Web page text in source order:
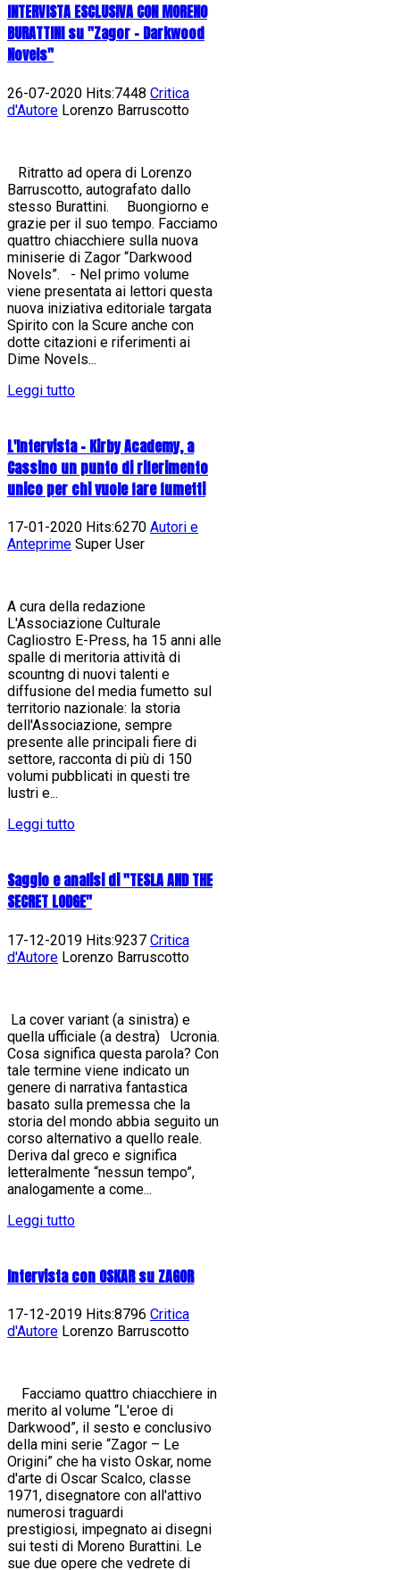
INTERVISTA ESCLUSIVA CON MORENO
BURATTINI su "Zagor - Darkwood
Novels"
26-07-2020 Hits:7448 Critica
d'Autore Lorenzo Barruscotto
Ritratto ad opera di Lorenzo
Barruscotto, autografato dallo
stesso Burattini. Buongiorno e
grazie per il suo tempo. Facciamo
quattro chiacchiere sulla nuova
miniserie di Zagor “Darkwood
Novels”. - Nel primo volume
viene presentata ai lettori questa
nuova iniziativa editoriale targata
Spirito con la Scure anche con
dotte citazioni e riferimenti ai
Dime Novels...
Leggi tutto
L'Intervista - Kirby Academy, a
Cassino un punto di riferimento
unico per chi vuole fare fumetti
17-01-2020 Hits:6270 Autori e
Anteprime Super User
A cura della redazione
L'Associazione Culturale
Cagliostro E-Press, ha 15 anni alle
spalle di meritoria attività di
scountng di nuovi talenti e
diffusione del media fumetto sul
territorio nazionale: la storia
dell'Associazione, sempre
presente alle principali fiere di
settore, racconta di più di 150
volumi pubblicati in questi tre
lustri e...
Leggi tutto
Saggio e analisi di "TESLA AND THE
SECRET LODGE"
17-12-2019 Hits:9237 Critica
d'Autore Lorenzo Barruscotto
La cover variant (a sinistra) e
quella ufficiale (a destra) Ucronia.
Cosa significa questa parola? Con
tale termine viene indicato un
genere di narrativa fantastica
basato sulla premessa che la
storia del mondo abbia seguito un
corso alternativo a quello reale.
Deriva dal greco e significa
letteralmente “nessun tempo”,
analogamente a come...
Leggi tutto
Intervista con OSKAR su ZAGOR
17-12-2019 Hits:8796 Critica
d'Autore Lorenzo Barruscotto
Facciamo quattro chiacchiere in
merito al volume “L'eroe di
Darkwood”, il sesto e conclusivo
della mini serie “Zagor – Le
Origini” che ha visto Oskar, nome
d'arte di Oscar Scalco, classe
1971, disegnatore con all'attivo
numerosi traguardi
prestigiosi, impegnato ai disegni
sui testi di Moreno Burattini. Le
sue due opere che vedrete di